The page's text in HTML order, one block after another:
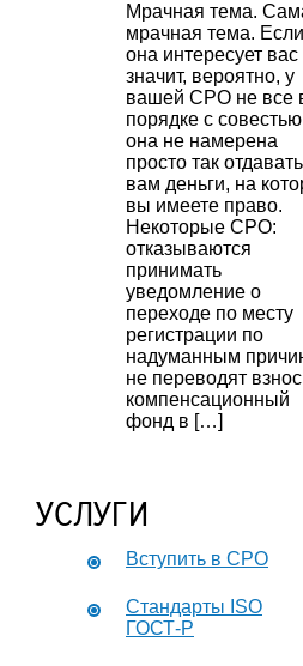
Мрачная тема.
мрачная тема. Если
она интересует
значит, вероятно, у
вашей СРО не все
порядке с
она не намерена
просто так отдавать
вам деньги, на
вы имеете право.
Некоторые СРО:
отказываются
принимать
уведомление о
переходе по месту
регистрации по
надуманным
не переводят
компенсационный
фонд в […]
УСЛУГИ
Вступить в СРО
Стандарты ISO
ГОСТ-Р